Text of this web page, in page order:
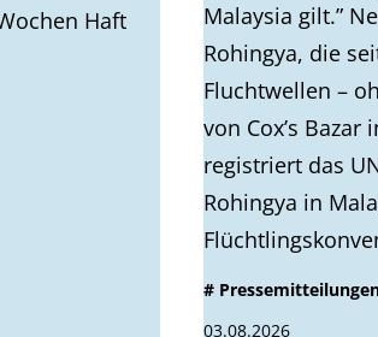
Haft
Malaysia gilt.”
Rohingya, die
Fluchtwellen –
von Cox’s
registriert das
Rohingya in
#
03.08.2026